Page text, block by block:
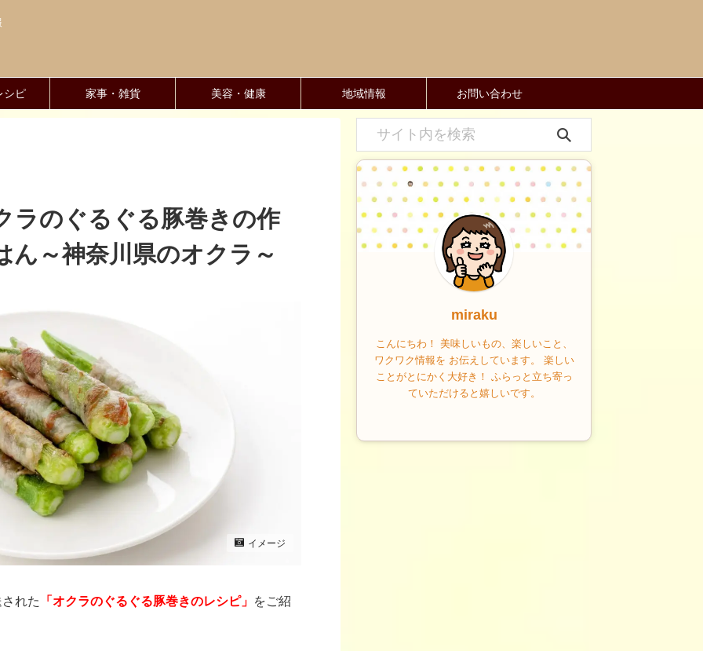
シピ 家事・雑貨 美容・健康 地域情報 お問い合わせ
ラのぐるぐる豚巻きの作
ん～神奈川県のオクラ～
イメージ
れた 「オクラのぐるぐる豚巻きのレシピ」 をご紹
miraku
こんにちわ！ 美味しいもの、楽しいこと、
ワクワク情報を お伝えしています。 楽しい
ことがとにかく大好き！ ふらっと立ち寄っ
ていただけると嬉しいです。